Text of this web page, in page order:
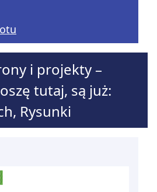
i projekty –
tutaj, są już:
Rysunki